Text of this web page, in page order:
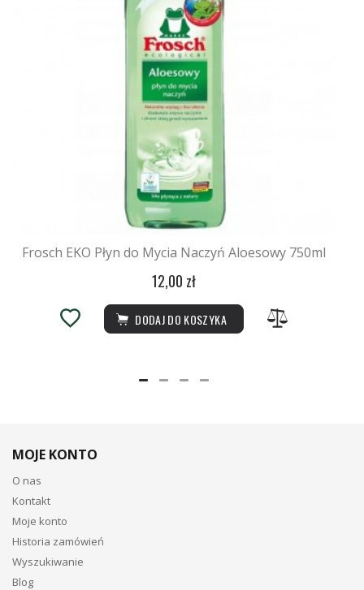
Frosch EKO Płyn do Mycia Naczyń Aloesowy 750ml
12,00 zł
DODAJ DO KOSZYKA
MOJE KONTO
O nas
Kontakt
Moje konto
Historia zamówień
Wyszukiwanie
Blog